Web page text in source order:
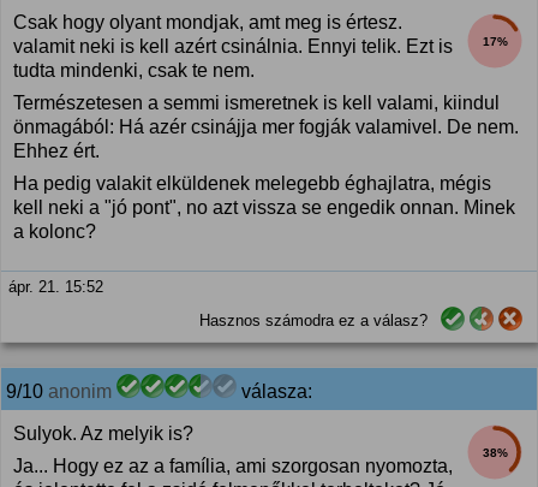
17%
Csak hogy olyant mondjak, amt meg is értesz.
valamit neki is kell azért csinálnia. Ennyi telik. Ezt is
tudta mindenki, csak te nem.
Természetesen a semmi ismeretnek is kell valami, kiindul
önmagából: Há azér csinájja mer fogják valamivel. De nem.
Ehhez ért.
Ha pedig valakit elküldenek melegebb éghajlatra, mégis
kell neki a "jó pont", no azt vissza se engedik onnan. Minek
a kolonc?
ápr. 21. 15:52
Hasznos számodra ez a válasz?
9/10 anonim válasza:
38%
Sulyok. Az melyik is?
Ja... Hogy ez az a família, ami szorgosan nyomozta,